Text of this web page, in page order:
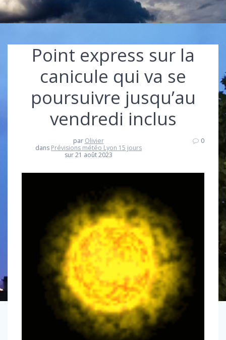
Point express sur la
canicule qui va se
poursuivre jusqu’au
vendredi inclus
par Olivier
dans Prévisions météo Lyon 15 jours
sur 21 août 2023
0